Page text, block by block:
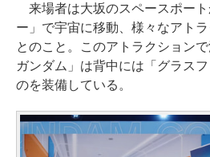
来場者は大坂のスペースポー
ー」で宇宙に移動、様々なアト
とのこと。このアトラクション
ガンダム」は背中には「グラス
のを装備している。